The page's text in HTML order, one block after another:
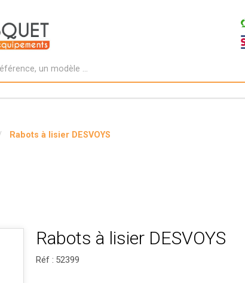
Rabots à lisier DESVOYS
Rabots à lisier DESVOYS
Réf : 52399